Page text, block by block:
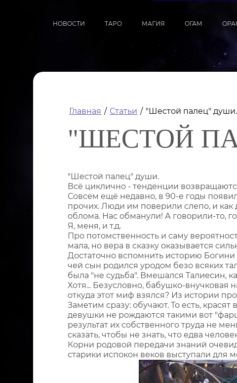
НОВОСТИ ТАРО МАГИЯ ОГАМ
Главная / Статьи / "Шестой палец" души.
"ШЕСТОЙ
"Шестой палец" души.
Всё циклично - тенденции
Совсем ещё недавно, в 90-е годы
прочих. Люди им поверили слепо, и как
облома. Нас обманули! А говорили-то,
Я, меня, и т.д.
Про потомственность и саму
мала, но вера в сказку оказывается
Достаточно вспомнить историю
чей сын родился уродом безо всяких
была "не судьба". Вмешался Талиесин,
Хотя... Безусловно, бабушко-внучковая
откуда этот миф взялся? Из истории
Заметим сразу: обучают. То есть,
девушки не рождаются такими вот
результат их собственного труда не
сказать, чтобы не знать, что едва
Корни родовой передачи знаний
старики испокон веков выступали для